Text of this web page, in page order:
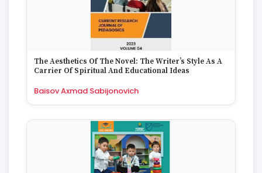
The Aesthetics Of The Novel: The Writer’s Style As A
Carrier Of Spiritual And Educational Ideas
Baisov Axmad Sabijonovich